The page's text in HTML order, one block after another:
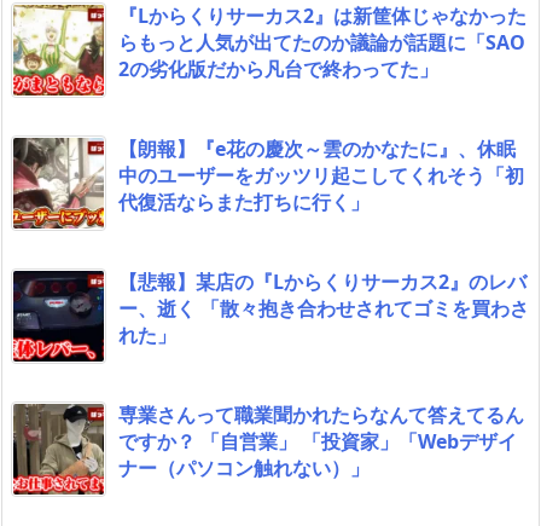
『Lからくりサーカス2』は新筐体じゃなかった
らもっと人気が出てたのか議論が話題に「SAO
2の劣化版だから凡台で終わってた」
【朗報】『e花の慶次～雲のかなたに』、休眠
中のユーザーをガッツリ起こしてくれそう「初
代復活ならまた打ちに行く」
【悲報】某店の『Lからくりサーカス2』のレバ
ー、逝く 「散々抱き合わせされてゴミを買わさ
れた」
専業さんって職業聞かれたらなんて答えてるん
ですか？ 「自営業」 「投資家」「Webデザイ
ナー（パソコン触れない）」